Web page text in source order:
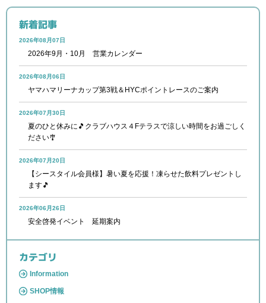
新着記事
2026年08月07日
2026年9月・10月 営業カレンダー
2026年08月06日
ヤマハマリーナカップ第3戦＆HYCポイントレースのご案内
2026年07月30日
夏のひと休みに🎵クラブハウス４Fテラスで涼しい時間をお過ごしく
ださい🎐
2026年07月20日
【シースタイル会員様】暑い夏を応援！凍らせた飲料プレゼントし
ます🎵
2026年06月26日
安全啓発イベント 延期案内
カテゴリ
Information
SHOP情報